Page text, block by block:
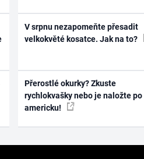
V srpnu nezapomeňte přesadit
velkokvěté kosatce. Jak na to?
Přerostlé okurky? Zkuste
rychlokvašky nebo je naložte po
americku!